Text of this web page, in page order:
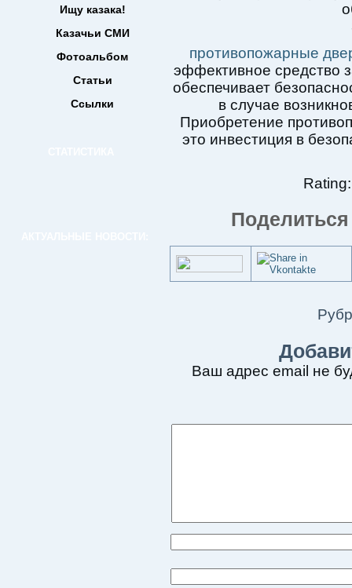
Ищу казака!
Казачьи СМИ
Фотоальбом
Статьи
Ссылки
противопожарные
эффективное средство
обеспечивает
в случае
Приобретение
это инвестиция в
Ваш адрес email не